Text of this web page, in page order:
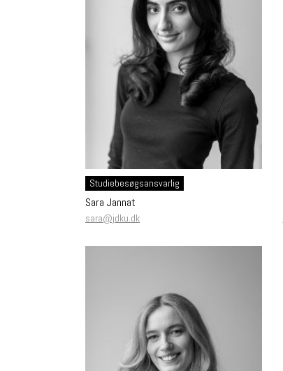
Studiebesøgsansvarlig
Sara Jannat
sara@jdku.dk